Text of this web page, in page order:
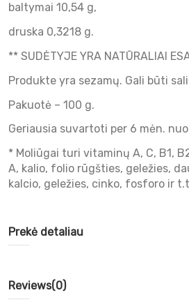
baltymai 10,54 g,
druska 0,3218 g.
** SUDĖTYJE YRA NATŪRALIAI
Produkte yra sezamų. Gali būti
Pakuotė – 100 g.
Geriausia suvartoti per 6 mėn.
* Moliūgai turi vitaminų A, C, B1,
A, kalio, folio rūgšties, geležies,
kalcio, geležies, cinko, fosforo ir
Prekė detaliau
Reviews(0)